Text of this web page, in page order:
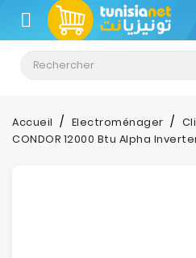
CATÉGORIE
Climatisation
Informatique
Accueil Electroménager
CONDOR 12000 Btu Alpha